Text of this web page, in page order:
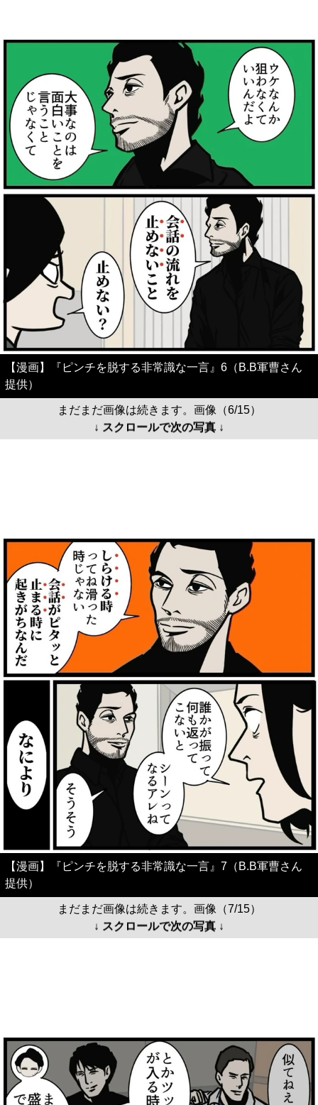
【漫画】『ピンチを脱する非常識な一言』6（B.B軍曹さん
提供）
まだまだ画像は続きます。画像（6/15）
↓ スクロールで次の写真 ↓
【漫画】『ピンチを脱する非常識な一言』7（B.B軍曹さん
提供）
まだまだ画像は続きます。画像（7/15）
↓ スクロールで次の写真 ↓